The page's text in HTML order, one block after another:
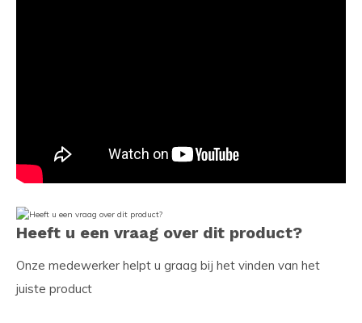
Heeft u een vraag over dit product?
Onze medewerker helpt u graag bij het vinden van het
juiste product